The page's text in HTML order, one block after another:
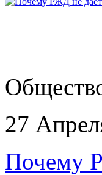
27
Почему